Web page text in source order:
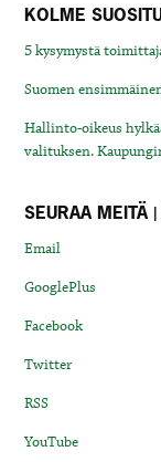
KOLME
5 kysymystä
Suomen
Hallinto-oikeus
valituksen.
SEURAA MEITÄ
Email
GooglePlus
Facebook
Twitter
RSS
YouTube